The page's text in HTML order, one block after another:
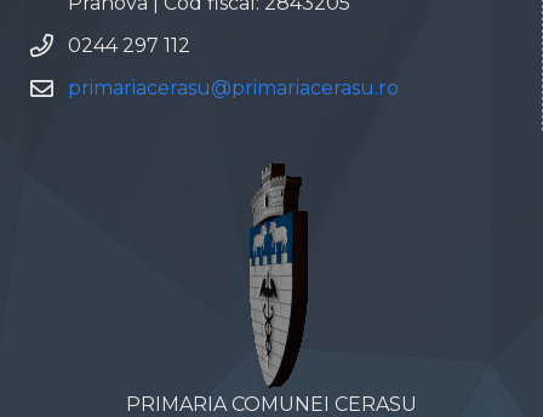
0244 297 112
primariacerasu@primariacerasu.ro
PRIMARIA COMUNEI CERASU